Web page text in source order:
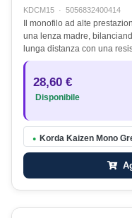
KDCM15 · 5056832400414
Il monofilo ad alte
una lenza madre,
lunga distanza con una
28,60 €
Disponibile
● Korda Kaizen Mono